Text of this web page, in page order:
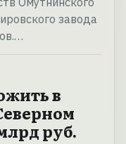
завода
в
руб.